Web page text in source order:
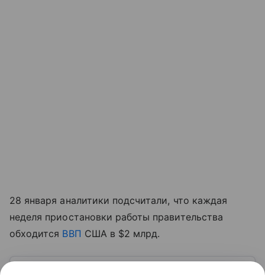
28 января аналитики подсчитали, что каждая
неделя приостановки работы правительства
обходится ВВП США в $2 млрд.